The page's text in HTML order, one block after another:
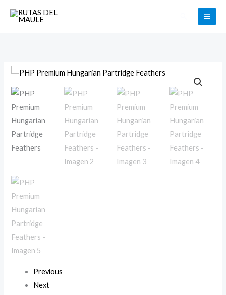
Buscar
Previous
Next
PHP
Premium
Feathers
cantidad